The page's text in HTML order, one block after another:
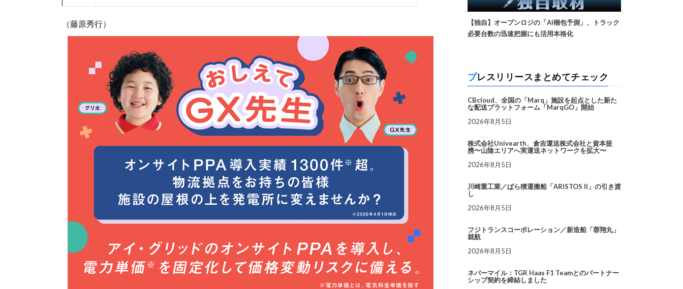
（藤原秀行）
【独自】オープンロジの「AI梱包予測」、トラック
必要台数の迅速把握にも活用本格化
プレスリリースまとめてチェック
CBcloud、全国の「Marq」施設を起点とした新た
な配送プラットフォーム「MarqGO」開始
2026年8月5日
株式会社Univearth、倉吉運送株式会社と資本提
携〜山陰エリアへ実運送ネットワークを拡大〜
2026年8月5日
川崎重工業／ばら積運搬船「ARISTOS II」の引き渡
し
2026年8月5日
フジトランスコーポレーション／新造船「蓉翔丸」
就航
2026年8月5日
ネバーマイル：TGR Haas F1 Teamとのパートナー
シップ契約を締結しました